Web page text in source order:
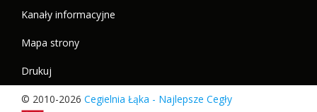
Kanały informacyjne
Mapa strony
Drukuj
© 2010-2026 Cegielnia Łąka - Najlepsze Cegły